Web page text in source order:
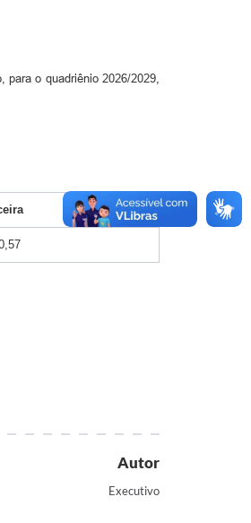
o quadriênio 2026/2029,
Autor
Executivo